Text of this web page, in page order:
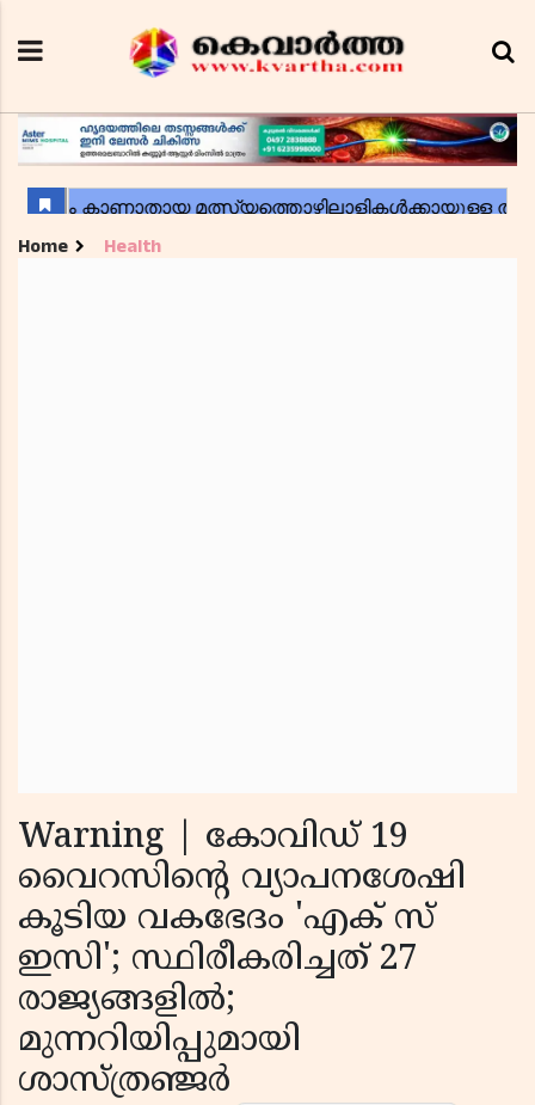
Home Health
Warning | കോവിഡ് 19
വൈറസിന്റെ വ്യാപനശേഷി
കൂടിയ വകഭേദം 'എക് സ്
ഇസി'; സ്ഥിരീകരിച്ചത് 27
രാജ്യങ്ങളില്‍;
മുന്നറിയിപ്പുമായി
ശാസ്ത്രഞ്ജര്‍